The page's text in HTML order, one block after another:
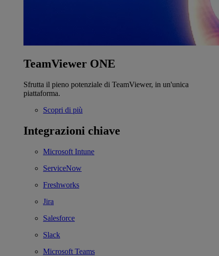
TeamViewer ONE
Sfrutta il pieno potenziale di TeamViewer, in un'unica
piattaforma.
Scopri di più
Integrazioni chiave
Microsoft Intune
ServiceNow
Freshworks
Jira
Salesforce
Slack
Microsoft Teams